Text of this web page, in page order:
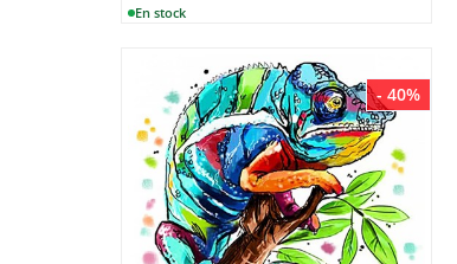
- 40%